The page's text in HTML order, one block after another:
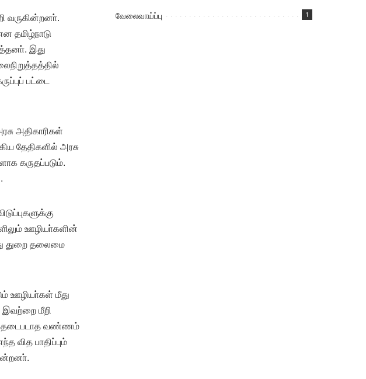
வருகின்றனா்.
தமிழ்நாடு
இது
பட்டை
அதிகாரிகள்
தேதிகளில் அரசு
கருதப்படும்.
ஊழியா்களின்
துறை தலைமை
ஊழியா்கள் மீது
இவற்றை மீறி
தடைபடாத வண்ணம்
வித பாதிப்பும்
வேலைவாய்ப்பு 1